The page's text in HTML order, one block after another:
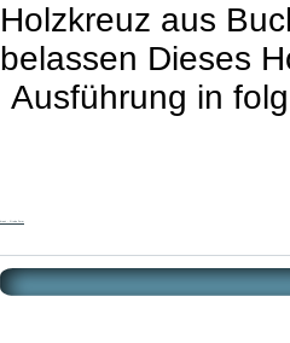
Holzkreuz aus
belassen Dieses
Ausführung in